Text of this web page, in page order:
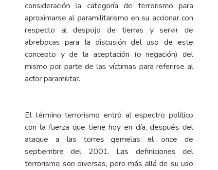
consideración la categoría de terrorismo para
aproximarse al paramilitarismo en su accionar con
respecto al despojo de tierras y servir de
abrebocas para la discusión del uso de este
concepto y de la aceptación (o negación) del
mismo por parte de las víctimas para referirse al
actor paramilitar.
El término terrorismo entró al espectro político
con la fuerza que tiene hoy en día, después del
ataque a las torres gemelas el once de
septiembre del 2001. Las definiciones del
terrorismo son diversas, pero más allá de su uso